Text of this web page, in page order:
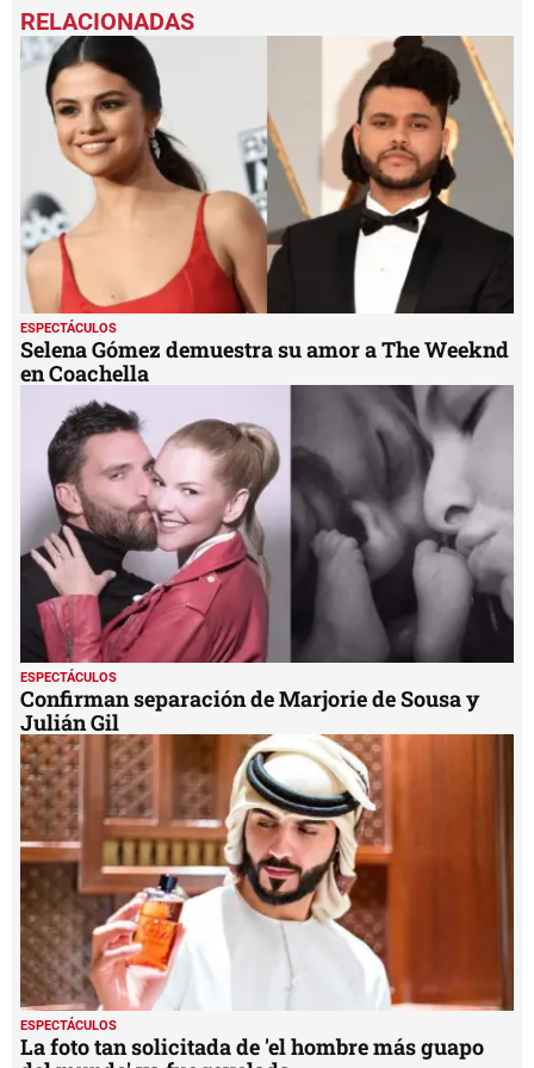
ESPECTÁCULOS
Selena Gómez demuestra su amor a The Weeknd
en Coachella
ESPECTÁCULOS
Confirman separación de Marjorie de Sousa y
Julián Gil
ESPECTÁCULOS
La foto tan solicitada de 'el hombre más guapo